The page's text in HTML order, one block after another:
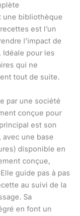
une bibliothèque
est l’un
l’impact de
pour les
qui ne
tout de suite.
par une société
conçue pour
est son
avec une base
disponible en
conçue,
guide pas à pas
au suivi de la
Sa
en font un